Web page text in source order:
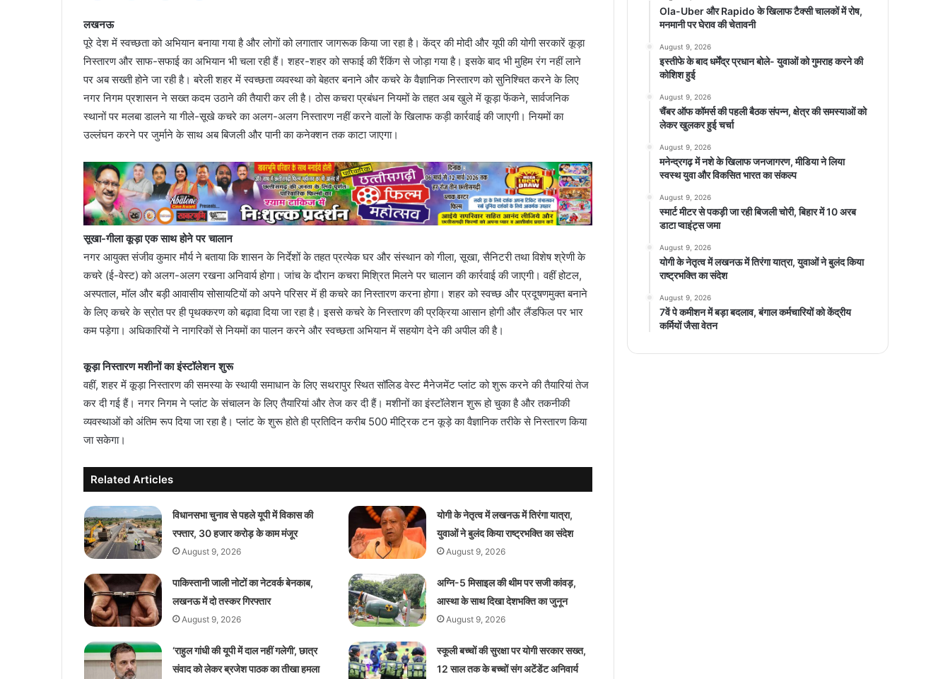
लखनऊ
पूरे देश में स्वच्छता को अभियान बनाया गया है और लोगों को लगातार जागरूक किया जा रहा है। केंद्र की मोदी और यूपी की योगी सरकारें कूड़ा
निस्तारण और साफ-सफाई का अभियान भी चला रही हैं। शहर-शहर को सफाई की रैंकिंग से जोड़ा गया है। इसके बाद भी मुहिम रंग नहीं लाने
पर अब सख्ती होने जा रही है। बरेली शहर में स्वच्छता व्यवस्था को बेहतर बनाने और कचरे के वैज्ञानिक निस्तारण को सुनिश्चित करने के लिए
नगर निगम प्रशासन ने सख्त कदम उठाने की तैयारी कर ली है। ठोस कचरा प्रबंधन नियमों के तहत अब खुले में कूड़ा फेंकने, सार्वजनिक
स्थानों पर मलबा डालने या गीले-सूखे कचरे का अलग-अलग निस्तारण नहीं करने वालों के खिलाफ कड़ी कार्रवाई की जाएगी। नियमों का
उल्लंघन करने पर जुर्माने के साथ अब बिजली और पानी का कनेक्शन तक काटा जाएगा।
सूखा-गीला कूड़ा एक साथ होने पर चालान
नगर आयुक्त संजीव कुमार मौर्य ने बताया कि शासन के निर्देशों के तहत प्रत्येक घर और संस्थान को गीला, सूखा, सैनिटरी तथा विशेष श्रेणी के
कचरे (ई-वेस्ट) को अलग-अलग रखना अनिवार्य होगा। जांच के दौरान कचरा मिश्रित मिलने पर चालान की कार्रवाई की जाएगी। वहीं होटल,
अस्पताल, मॉल और बड़ी आवासीय सोसायटियों को अपने परिसर में ही कचरे का निस्तारण करना होगा। शहर को स्वच्छ और प्रदूषणमुक्त बनाने
के लिए कचरे के स्रोत पर ही पृथक्करण को बढ़ावा दिया जा रहा है। इससे कचरे के निस्तारण की प्रक्रिया आसान होगी और लैंडफिल पर भार
कम पड़ेगा। अधिकारियों ने नागरिकों से नियमों का पालन करने और स्वच्छता अभियान में सहयोग देने की अपील की है।
कूड़ा निस्तारण मशीनों का इंस्टॉलेशन शुरू
वहीं, शहर में कूड़ा निस्तारण की समस्या के स्थायी समाधान के लिए सथरापुर स्थित सॉलिड वेस्ट मैनेजमेंट प्लांट को शुरू करने की तैयारियां तेज
कर दी गई हैं। नगर निगम ने प्लांट के संचालन के लिए तैयारियां और तेज कर दी हैं। मशीनों का इंस्टॉलेशन शुरू हो चुका है और तकनीकी
व्यवस्थाओं को अंतिम रूप दिया जा रहा है। प्लांट के शुरू होते ही प्रतिदिन करीब 500 मीट्रिक टन कूड़े का वैज्ञानिक तरीके से निस्तारण किया
जा सकेगा।
Related Articles
विधानसभा चुनाव से पहले यूपी में विकास की
रफ्तार, 30 हजार करोड़ के काम मंजूर
August 9, 2026
योगी के नेतृत्व में लखनऊ में तिरंगा यात्रा,
युवाओं ने बुलंद किया राष्ट्रभक्ति का संदेश
August 9, 2026
पाकिस्तानी जाली नोटों का नेटवर्क बेनकाब,
लखनऊ में दो तस्कर गिरफ्तार
August 9, 2026
अग्नि-5 मिसाइल की थीम पर सजी कांवड़,
आस्था के साथ दिखा देशभक्ति का जुनून
August 9, 2026
‘राहुल गांधी की यूपी में दाल नहीं गलेगी’, छात्र
संवाद को लेकर ब्रजेश पाठक का तीखा हमला
स्कूली बच्चों की सुरक्षा पर योगी सरकार सख्त,
12 साल तक के बच्चों संग अटेंडेंट अनिवार्य
Ola-Uber और Rapido के खिलाफ टैक्सी चालकों में रोष,
मनमानी पर घेराव की चेतावनी
August 9, 2026
इस्तीफे के बाद धर्मेंद्र प्रधान बोले- युवाओं को गुमराह करने की
कोशिश हुई
August 9, 2026
चैंबर ऑफ कॉमर्स की पहली बैठक संपन्न, क्षेत्र की समस्याओं को
लेकर खुलकर हुई चर्चा
August 9, 2026
मनेन्द्रगढ़ में नशे के खिलाफ जनजागरण, मीडिया ने लिया
स्वस्थ युवा और विकसित भारत का संकल्प
August 9, 2026
स्मार्ट मीटर से पकड़ी जा रही बिजली चोरी, बिहार में 10 अरब
डाटा प्वाइंट्स जमा
August 9, 2026
योगी के नेतृत्व में लखनऊ में तिरंगा यात्रा, युवाओं ने बुलंद किया
राष्ट्रभक्ति का संदेश
August 9, 2026
7वें पे कमीशन में बड़ा बदलाव, बंगाल कर्मचारियों को केंद्रीय
कर्मियों जैसा वेतन